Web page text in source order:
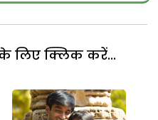
लिए क्लिक करें...